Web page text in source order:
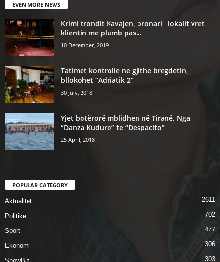
EVEN MORE NEWS
Krimi trondit Kavajen, pronari i lokalit vret
klientin me plumb pas...
10 December, 2019
Tatimet kontrolle ne gjithe bregdetin,
bllokohet “Adriatik 2”
30 July, 2018
Yjet botërorë mblidhen në Tiranë. Nga
“Danza Kuduro” te “Despacito”
25 April, 2018
POPULAR CATEGORY
Aktualitet 2611
Politike 702
Sport 477
Ekonomi 306
ShowBiz 303